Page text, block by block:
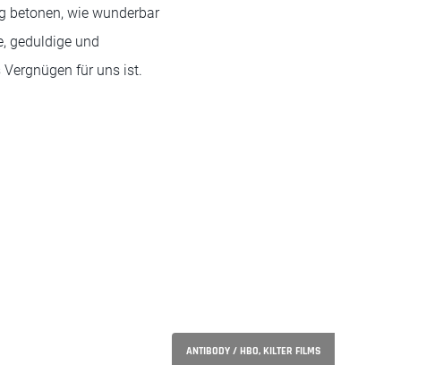
betonen, wie wunderbar
geduldige und
für uns ist.
ANTIBODY / HBO, KILTER FILMS